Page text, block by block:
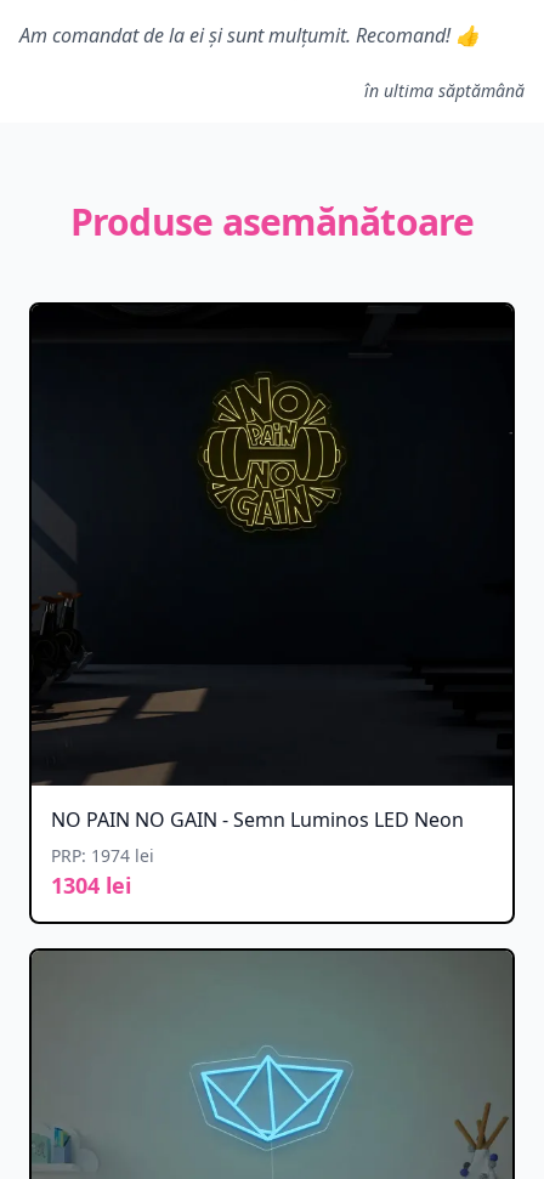
Am comandat de la ei și sunt mulțumit. Recomand! 👍
în ultima săptămână
Produse asemănătoare
NO PAIN NO GAIN - Semn Luminos LED Neon
PRP: 1974 lei
1304 lei